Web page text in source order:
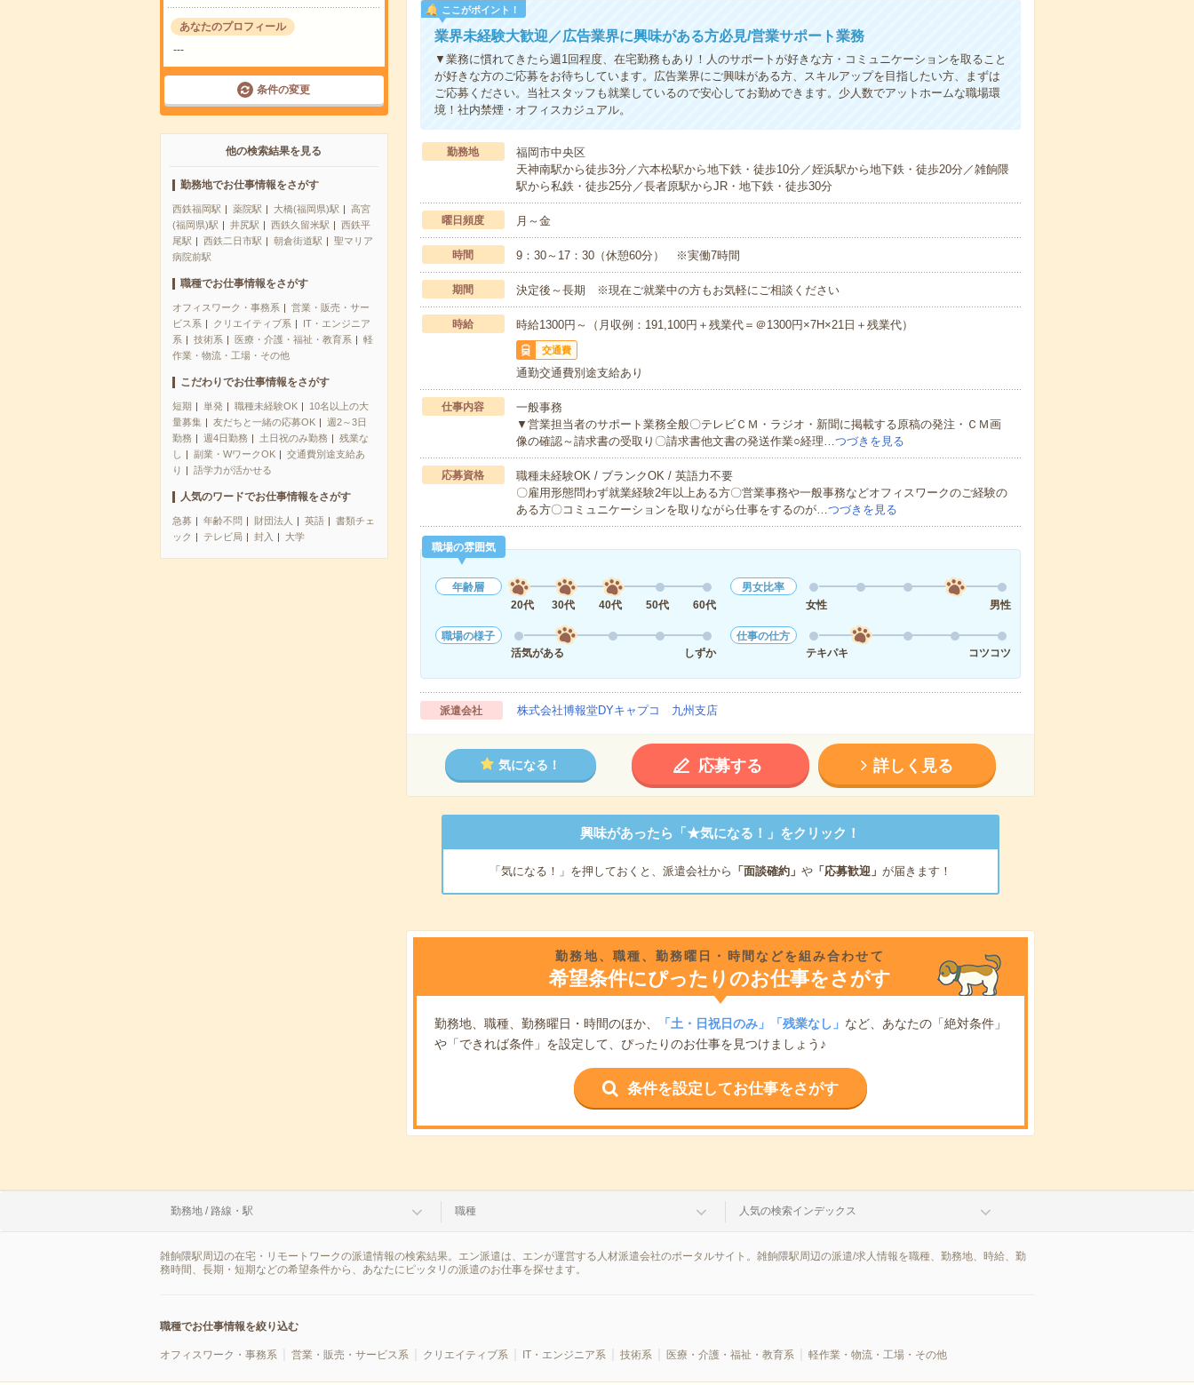
あなたのプロフィール
---
条件の変更
他の検索結果を見る
勤務地でお仕事情報をさがす
西鉄福岡駅 薬院駅 大橋(福岡県)駅
高宮
(福岡県)駅
井尻駅 西鉄久留米駅
西鉄平
尾駅
西鉄二日市駅 朝倉街道駅
聖マリア
病院前駅
職種でお仕事情報をさがす
オフィスワーク・事務系
営業・販売・サー
ビス系
クリエイティブ系
IT・エンジニア
系
技術系 医療・介護・福祉・教育系
軽
作業・物流・工場・その他
こだわりでお仕事情報をさがす
短期 単発 職種未経験OK
10名以上の大
量募集
友だちと一緒の応募OK
週2～3日
勤務
週4日勤務 土日祝のみ勤務
残業な
し
副業・WワークOK
交通費別途支給あ
り
語学力が活かせる
人気のワードでお仕事情報をさがす
急募 年齢不問 財団法人 英語
書類チェ
ック
テレビ局 封入 大学
ここがポイント！
業界未経験大歓迎／広告業界に興味がある方必見/営業サポート業務
▼業務に慣れてきたら週1回程度、在宅勤務もあり！人のサポートが好きな方・コミュニケーションを取ること
が好きな方のご応募をお待ちしています。広告業界にご興味がある方、スキルアップを目指したい方、まずは
ご応募ください。当社スタッフも就業しているので安心してお勤めできます。少人数でアットホームな職場環
境！社内禁煙・オフィスカジュアル。
勤務地
福岡市中央区
天神南駅から徒歩3分／六本松駅から地下鉄・徒歩10分／姪浜駅から地下鉄・徒歩20分／雑餉隈
駅から私鉄・徒歩25分／長者原駅からJR・地下鉄・徒歩30分
曜日頻度 月～金
時間 9：30～17：30（休憩60分） ※実働7時間
期間 決定後～長期 ※現在ご就業中の方もお気軽にご相談ください
時給 時給1300円～（月収例：191,100円＋残業代＝＠1300円×7H×21日＋残業代）
交通費
通勤交通費別途支給あり
仕事内容
一般事務
▼営業担当者のサポート業務全般〇テレビＣＭ・ラジオ・新聞に掲載する原稿の発注・ＣＭ画
像の確認～請求書の受取り〇請求書他文書の発送作業○経理…つづきを見る
応募資格
職種未経験OK / ブランクOK / 英語力不要
〇雇用形態問わず就業経験2年以上ある方〇営業事務や一般事務などオフィスワークのご経験の
ある方〇コミュニケーションを取りながら仕事をするのが…つづきを見る
職場の雰囲気
年齢層
20代
30代 40代 50代 60代
男女比率
女性
男性
職場の様子
活気がある
しずか
仕事の仕方
テキパキ
コツコツ
派遣会社 株式会社博報堂DYキャプコ 九州支店
気になる！ 応募する 詳しく見る
興味があったら「★気になる！」をクリック！
「気になる！」を押しておくと、派遣会社から 「面談確約」 や「応募歓迎」 が届きます！
勤務地、職種、勤務曜日・時間などを組み合わせて
希望条件にぴったりのお仕事をさがす
勤務地、職種、勤務曜日・時間のほか、 「土・日祝日のみ」「残業なし」 など、あなたの「絶対条件」
や「できれば条件」を設定して、ぴったりのお仕事を見つけましょう♪
条件を設定してお仕事をさがす
勤務地 / 路線・駅 職種 人気の検索インデックス
雑餉隈駅周辺の在宅・リモートワークの派遣情報の検索結果。エン派遣は、エンが運営する人材派遣会社のポータルサイト。雑餉隈駅周辺の派遣/求人情報を職種、勤務地、時給、勤
務時間、長期・短期などの希望条件から、あなたにピッタリの派遣のお仕事を探せます。
職種でお仕事情報を絞り込む
オフィスワーク・事務系 営業・販売・サービス系 クリエイティブ系 IT・エンジニア系 技術系 医療・介護・福祉・教育系 軽作業・物流・工場・その他